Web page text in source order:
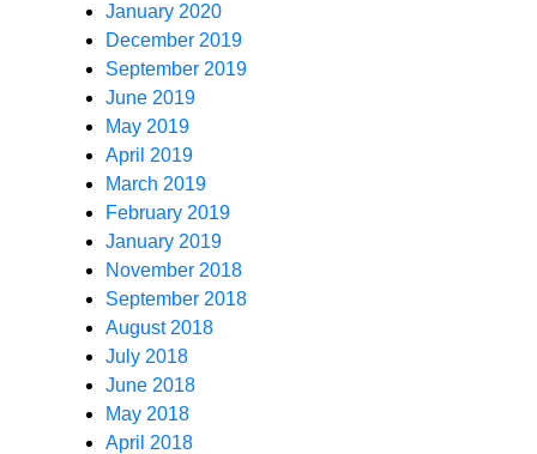
January 2020
December 2019
September 2019
June 2019
May 2019
April 2019
March 2019
February 2019
January 2019
November 2018
September 2018
August 2018
July 2018
June 2018
May 2018
April 2018